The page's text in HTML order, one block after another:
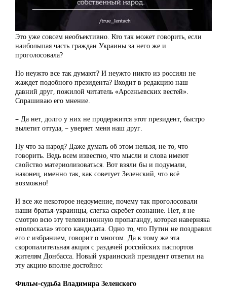
Это уже совсем необъективно. Кто так может говорить, если
наибольшая часть граждан Украины за него же и
проголосовала?
Но неужто все так думают? И неужто никто из россиян не
жаждет подобного президента? Входит в редакцию наш
давний друг, пожилой читатель «Арсеньевских вестей».
Спрашиваю его мнение.
– Да нет, долго у них не продержится этот президент, быстро
вылетит оттуда, – уверяет меня наш друг.
Ну что за народ? Даже думать об этом нельзя, не то, что
говорить. Ведь всем известно, что мысли и слова имеют
свойство материолизоваться. Вот взяли бы и подумали,
наконец, именно так, как советует Зеленский, что всё
возможно!
И все же некоторое недоумение, почему так проголосовали
наши братья-украинцы, слегка скребет сознание. Нет, я не
смотрю всю эту телевизионную пропаганду, которая наверняка
«полоскала» этого кандидата. Одно то, что Путин не поздравил
его с избранием, говорит о многом. Да к тому же эта
скоропалительная акция с раздачей российских паспортов
жителям Донбасса. Новый украинский президент ответил на
эту акцию вполне достойно:
Фильм-судьба Владимира Зеленского